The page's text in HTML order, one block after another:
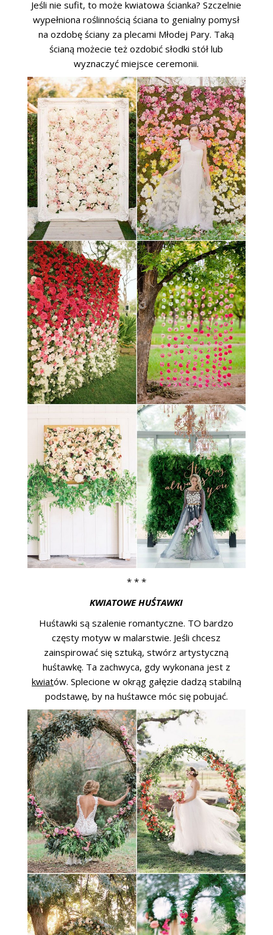
Jeśli nie sufit, to może kwiatowa ścianka? Szczelnie
wypełniona roślinnością ściana to genialny pomysł
na ozdobę ściany za plecami Młodej Pary. Taką
ścianą możecie też ozdobić słodki stół lub
wyznaczyć miejsce ceremonii.
* * *
KWIATOWE HUŚTAWKI
Huśtawki są szalenie romantyczne. TO bardzo
częsty motyw w malarstwie. Jeśli chcesz
zainspirować się sztuką, stwórz artystyczną
huśtawkę. Ta zachwyca, gdy wykonana jest z
kwiatów. Splecione w okrąg gałęzie dadzą stabilną
podstawę, by na huśtawce móc się pobujać.